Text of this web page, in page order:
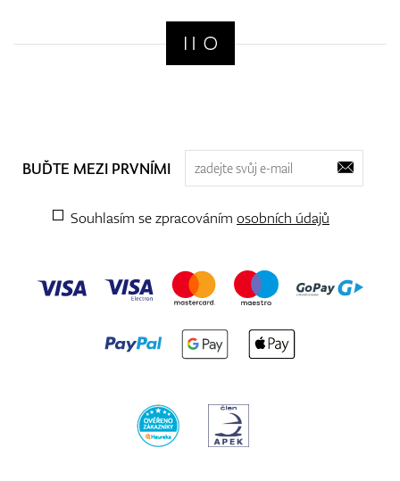
BUĎTE MEZI PRVNÍMI
Souhlasím se zpracováním osobních údajů